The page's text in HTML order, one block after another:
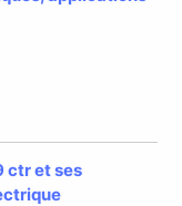
ctr et ses